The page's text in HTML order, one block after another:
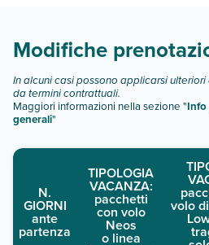
Modifiche
In alcuni casi possono applicarsi
da termini contrattuali.
Maggiori informazioni nella sezione "Info
generali"
N.
GIORNI
ante
partenza
TIPOLOGIA
VACANZA:
pacchetti
con volo
Neos
o linea
volo